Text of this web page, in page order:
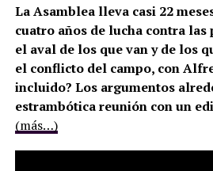
La Asamblea lleva casi 22
cuatro años de lucha contra las
el aval de los que van y de los
el conflicto del campo, con
incluido? Los argumentos
estrambótica reunión con un
(más…)